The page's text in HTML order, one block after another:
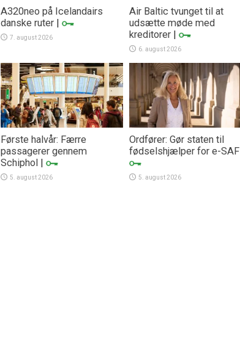
A320neo på Icelandairs
danske ruter
7. august 2026
Air Baltic tvunget til at
udsætte møde med
kreditorer
6. august 2026
Første halvår: Færre
passagerer gennem
Schiphol
5. august 2026
Ordfører: Gør staten til
fødselshjælper for e-SAF
5. august 2026